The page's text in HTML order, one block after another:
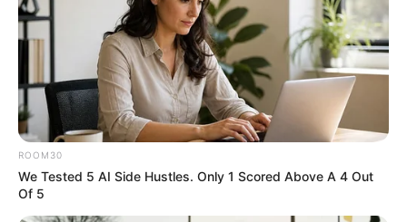
09:04 / 06 Avqust 2026 CƏMİYYƏT
Avqustda pulu tükənməyəcək bürclər
59
ROOM30
We Tested 5 AI Side Hustles. Only 1 Scored Above A 4 Out
Of 5